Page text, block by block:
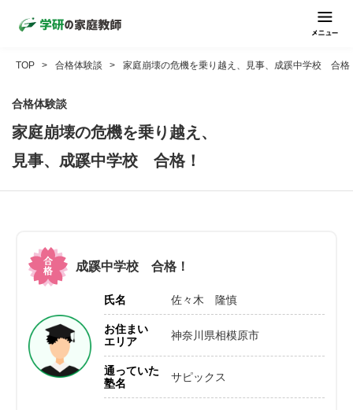
TOP 合格体験談 家庭崩壊の危機を乗り越え、見事、成蹊中学校 合格
合格体験談
家庭崩壊の危機を乗り越え、
見事、成蹊中学校 合格！
成蹊中学校 合格！
氏名 佐々木 隆慎
お住まい
エリア
神奈川県相模原市
通っていた
塾名
サピックス